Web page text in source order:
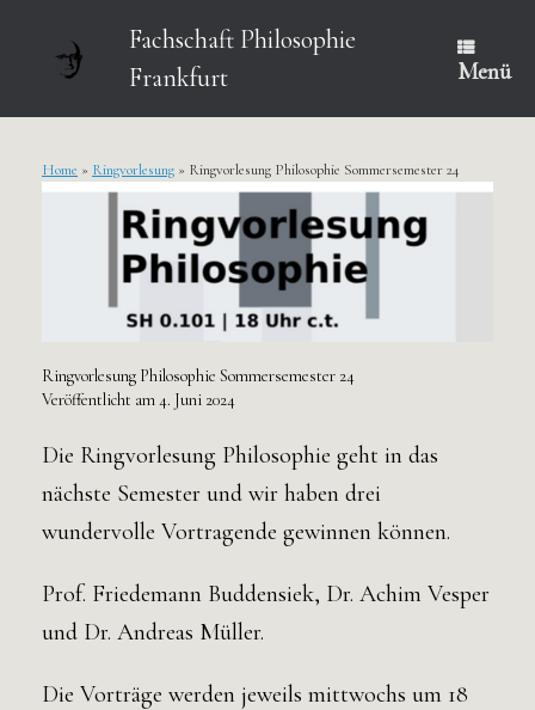
Fachschaft Philosophie
Frankfurt
Menü
Home » Ringvorlesung » Ringvorlesung Philosophie Sommersemester 24
Ringvorlesung Philosophie Sommersemester 24
Veröffentlicht am4. Juni 2024
Die Ringvorlesung Philosophie geht in das
nächste Semester und wir haben drei
wundervolle Vortragende gewinnen können.
Prof. Friedemann Buddensiek, Dr. Achim Vesper
und Dr. Andreas Müller.
Die Vorträge werden jeweils mittwochs um 18